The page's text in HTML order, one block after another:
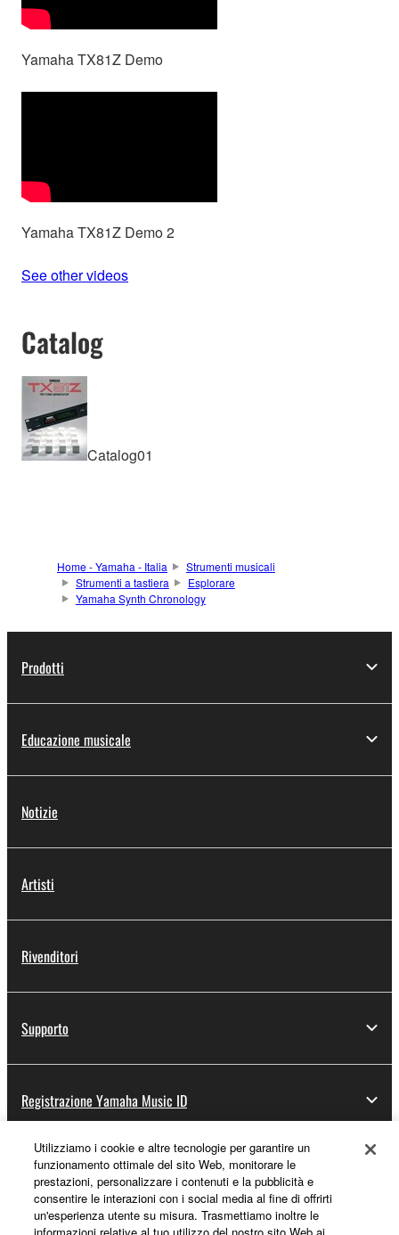
Yamaha TX81Z Demo
Yamaha TX81Z Demo 2
See other videos
Catalog
Catalog01
Home - Yamaha - Italia
Strumenti musicali
Strumenti a tastiera
Esplorare
Yamaha Synth Chronology
Prodotti
Educazione musicale
Notizie
Artisti
Rivenditori
Supporto
Registrazione Yamaha Music ID
Informazioni su Yamaha
Utilizziamo i cookie e altre tecnologie per garantire un
funzionamento ottimale del sito Web, monitorare le
prestazioni, personalizzare i contenuti e la pubblicità e
consentire le interazioni con i social media al fine di offrirti
un'esperienza utente su misura. Trasmettiamo inoltre le